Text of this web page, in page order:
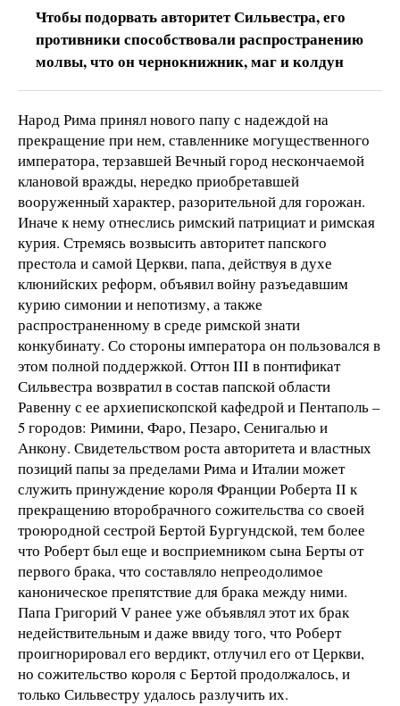
Чтобы подорвать авторитет Сильвестра, его
противники способствовали распространению
молвы, что он чернокнижник, маг и колдун
Народ Рима принял нового папу с надеждой на
прекращение при нем, ставленнике могущественного
императора, терзавшей Вечный город нескончаемой
клановой вражды, нередко приобретавшей
вооруженный характер, разорительной для горожан.
Иначе к нему отнеслись римский патрициат и римская
курия. Стремясь возвысить авторитет папского
престола и самой Церкви, папа, действуя в духе
клюнийских реформ, объявил войну разъедавшим
курию симонии и непотизму, а также
распространенному в среде римской знати
конкубинату. Со стороны императора он пользовался в
этом полной поддержкой. Оттон III в понтификат
Сильвестра возвратил в состав папской области
Равенну с ее архиепископской кафедрой и Пентаполь –
5 городов: Римини, Фаро, Пезаро, Сенигалью и
Анкону. Свидетельством роста авторитета и властных
позиций папы за пределами Рима и Италии может
служить принуждение короля Франции Роберта II к
прекращению второбрачного сожительства со своей
троюродной сестрой Бертой Бургундской, тем более
что Роберт был еще и восприемником сына Берты от
первого брака, что составляло непреодолимое
каноническое препятствие для брака между ними.
Папа Григорий V ранее уже объявлял этот их брак
недействительным и даже ввиду того, что Роберт
проигнорировал его вердикт, отлучил его от Церкви,
но сожительство короля с Бертой продолжалось, и
только Сильвестру удалось разлучить их.